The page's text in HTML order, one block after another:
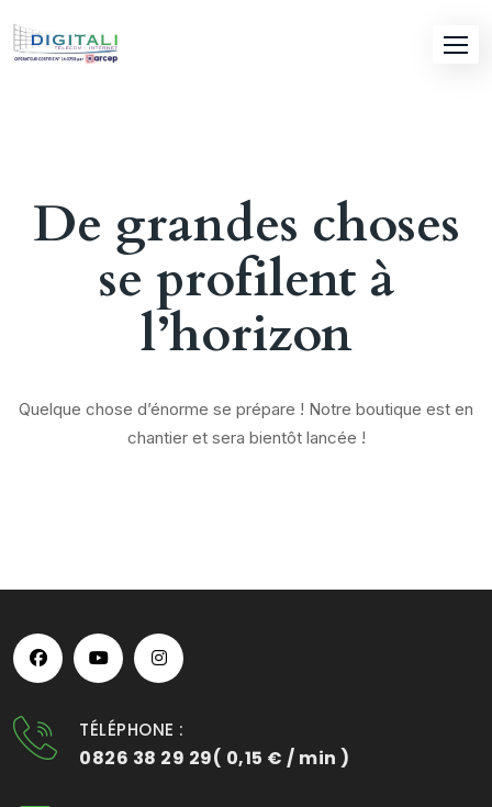
to
De grandes choses
se profilent à
l’horizon
Quelque chose d’énorme se prépare ! Notre boutique est en
chantier et sera bientôt lancée !
TÉLÉPHONE :
0826 38 29 29( 0,15 € / min )